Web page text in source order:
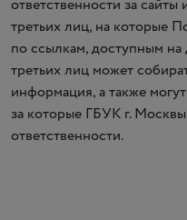
ответственности за
третьих лиц, на которые
по ссылкам, доступным на
третьих лиц может
информация, а также
за которые ГБУК г.
ответственности.